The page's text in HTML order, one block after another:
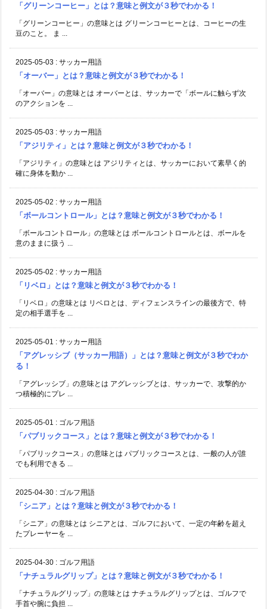
「グリーンコーヒー」とは？意味と例文が３秒でわかる！
「グリーンコーヒー」の意味とは グリーンコーヒーとは、コーヒーの生
豆のこと。 ま ...
2025-05-03 : サッカー用語
「オーバー」とは？意味と例文が３秒でわかる！
「オーバー」の意味とは オーバーとは、サッカーで「ボールに触らず次
のアクションを ...
2025-05-03 : サッカー用語
「アジリティ」とは？意味と例文が３秒でわかる！
「アジリティ」の意味とは アジリティとは、サッカーにおいて素早く的
確に身体を動か ...
2025-05-02 : サッカー用語
「ボールコントロール」とは？意味と例文が３秒でわかる！
「ボールコントロール」の意味とは ボールコントロールとは、ボールを
意のままに扱う ...
2025-05-02 : サッカー用語
「リベロ」とは？意味と例文が３秒でわかる！
「リベロ」の意味とは リベロとは、ディフェンスラインの最後方で、特
定の相手選手を ...
2025-05-01 : サッカー用語
「アグレッシブ（サッカー用語）」とは？意味と例文が３秒でわか
る！
「アグレッシブ」の意味とは アグレッシブとは、サッカーで、攻撃的か
つ積極的にプレ ...
2025-05-01 : ゴルフ用語
「パブリックコース」とは？意味と例文が３秒でわかる！
「パブリックコース」の意味とは パブリックコースとは、一般の人が誰
でも利用できる ...
2025-04-30 : ゴルフ用語
「シニア」とは？意味と例文が３秒でわかる！
「シニア」の意味とは シニアとは、ゴルフにおいて、一定の年齢を超え
たプレーヤーを ...
2025-04-30 : ゴルフ用語
「ナチュラルグリップ」とは？意味と例文が３秒でわかる！
「ナチュラルグリップ」の意味とは ナチュラルグリップとは、ゴルフで
手首や腕に負担 ...